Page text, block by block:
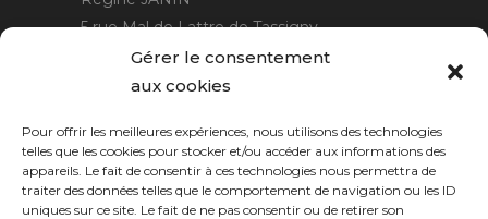
Gérer le consentement
aux cookies
Pour offrir les meilleures expériences, nous utilisons des technologies
telles que les cookies pour stocker et/ou accéder aux informations des
appareils. Le fait de consentir à ces technologies nous permettra de
traiter des données telles que le comportement de navigation ou les ID
uniques sur ce site. Le fait de ne pas consentir ou de retirer son
5 rue Mal de Lattre de Tassigny
21220 Gevrey Chambertin
06 15 15 80 29
Horaires :sur rendez-vous.